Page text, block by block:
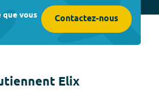
que vous Contactez-nous
Elix